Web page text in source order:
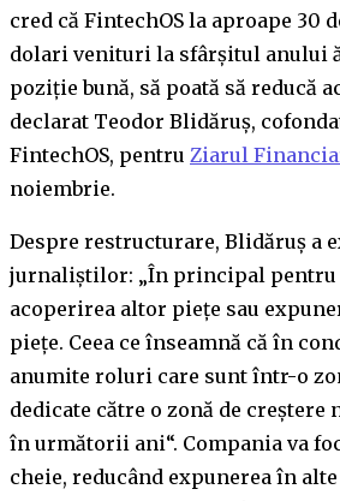
cred că FintechOS la aproape 30
dolari venituri la sfârșitul anului
poziție bună, să poată să reducă
declarat Teodor Blidăruș,
FintechOS, pentru Ziarul
noiembrie.
Despre restructurare, Blidăruș a
jurnaliștilor: „În principal pentru
acoperirea altor piețe sau
piețe. Ceea ce înseamnă că în
anumite roluri care sunt într-o
dedicate către o zonă de creștere
în următorii ani“. Compania va
cheie, reducând expunerea în alte